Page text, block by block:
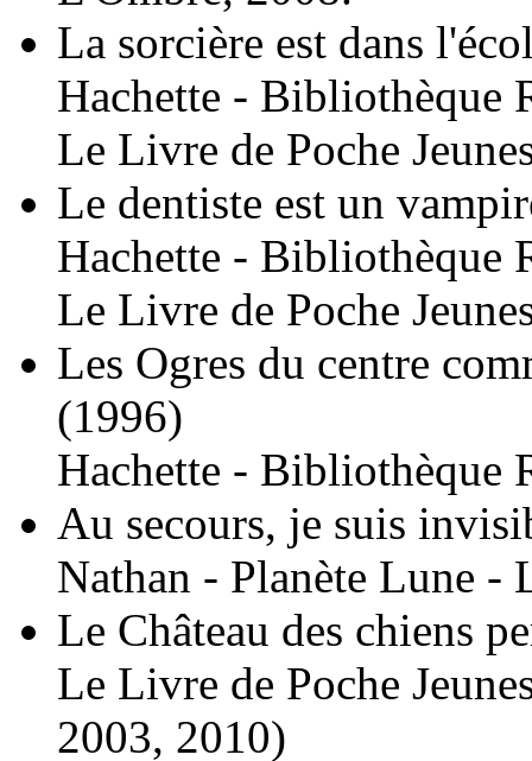
La sorcière est dans
Hachette - Bibliothèque
Le Livre de Poche
Le dentiste est un
Hachette - Bibliothèque
Le Livre de Poche
Les Ogres du centre
(1996)
Hachette - Bibliothèque
Au secours, je suis
Nathan - Planète Lune -
Le Château des chiens
Le Livre de Poche
2003, 2010)